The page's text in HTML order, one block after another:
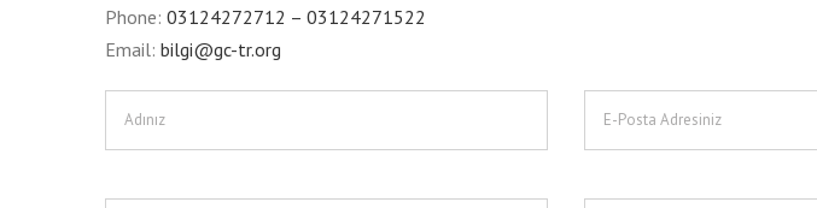
Phone: 03124272712 – 03124271522
Email: bilgi@gc-tr.org